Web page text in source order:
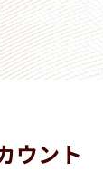
ウント